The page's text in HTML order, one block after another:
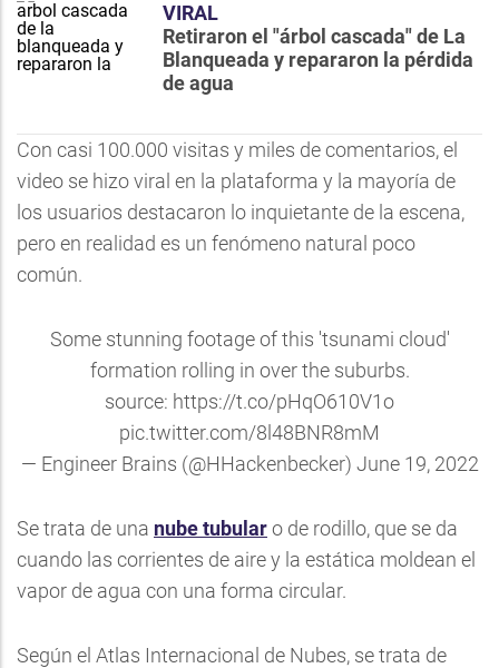
VIRAL
Retiraron el "árbol cascada" de La
Blanqueada y repararon la pérdida
de agua
Con casi 100.000 visitas y miles de comentarios, el
video se hizo viral en la plataforma y la mayoría de
los usuarios destacaron lo inquietante de la escena,
pero en realidad es un fenómeno natural poco
común.
Some stunning footage of this 'tsunami cloud'
formation rolling in over the suburbs.
source: https://t.co/pHqO610V1o
pic.twitter.com/8l48BNR8mM
— Engineer Brains (@HHackenbecker) June 19, 2022
Se trata de una nube tubularo de rodillo, que se da
cuando las corrientes de aire y la estática moldean el
vapor de agua con una forma circular.
Según el Atlas Internacional de Nubes, se trata de